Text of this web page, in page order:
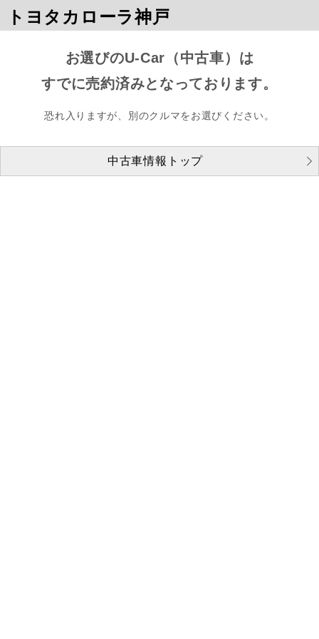
トヨタカローラ神戸
お選びのU-Car（中古車）は
すでに売約済みとなっております。
恐れ入りますが、別のクルマをお選びください。
中古車情報トップ